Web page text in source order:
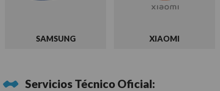
SAMSUNG XIAOMI
Servicios Técnico Oficial: